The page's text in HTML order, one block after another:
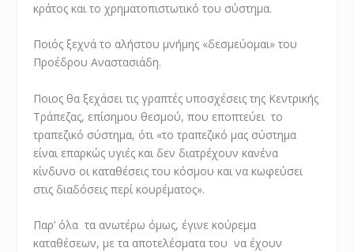
κράτος και το χρηματοπιστωτικό του σύστημα.
Ποιός ξεχνά το αλήστου μνήμης «δεσμεύομαι» του
Προέδρου Αναστασιάδη.
Ποιος θα ξεχάσει τις γραπτές υποσχέσεις της Κεντρικής
Τράπεζας, επίσημου θεσμού, που εποπτεύει το
τραπεζικό σύστημα, ότι «το τραπεζικό μας σύστημα
είναι επαρκώς υγιές και δεν διατρέχουν κανένα
κίνδυνο οι καταθέσεις του κόσμου και να κωφεύσει
στις διαδόσεις περί κουρέματος».
Παρ’ όλα τα ανωτέρω όμως, έγινε κούρεμα
καταθέσεων, με τα αποτελέσματα του να έχουν